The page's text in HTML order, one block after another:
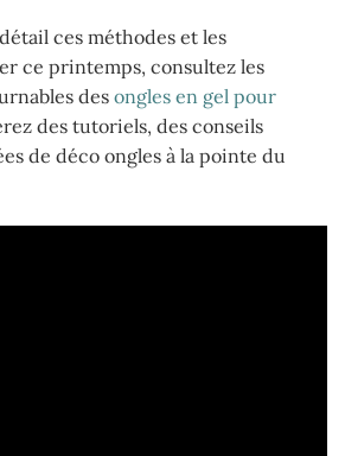
ces méthodes et les
ce printemps, consultez les
des ongles en gel pour
des tutoriels, des conseils
de déco ongles à la pointe du